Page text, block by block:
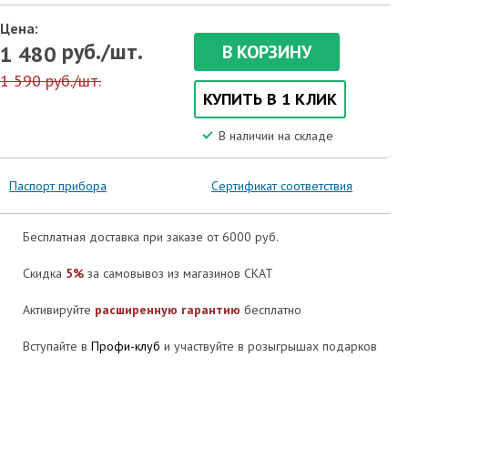
Цена:
1 480 руб./шт.
1 590 руб./шт.
В КОРЗИНУ
КУПИТЬ В 1 КЛИК
В наличии на складе
Паспорт прибора Сертификат соответствия
Бесплатная доставка при заказе от 6000 руб.
Скидка 5% за самовывоз из магазинов СКАТ
Активируйте расширенную гарантию бесплатно
Вступайте в Профи-клуб и участвуйте в розыгрышах подарков